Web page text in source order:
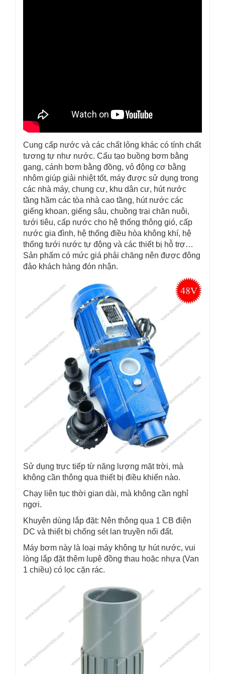
Cung cấp nước và các chất lỏng khác có tính chất
tương tự như nước. Cấu tạo buồng bơm bằng
gang, cánh bơm bằng đồng, vỏ động cơ bằng
nhôm giúp giải nhiệt tốt, máy được sử dụng trong
các nhà máy, chung cư, khu dân cư, hút nước
tầng hầm các tòa nhà cao tầng, hút nước các
giếng khoan, giếng sâu, chuồng trại chăn nuôi,
tưới tiêu, cấp nước cho hệ thống thông gió, cấp
nước gia đình, hệ thống điều hòa không khí, hệ
thống tưới nước tự động và các thiết bị hỗ trợ…
Sản phẩm có mức giá phải chăng nên được đông
đảo khách hàng đón nhận.
Sử dụng trực tiếp từ năng lượng mặt trời, mà
không cần thông qua thiết bị điều khiển nào.
Chạy liên tục thời gian dài, mà không cần nghỉ
ngơi.
Khuyên dùng lắp đặt: Nên thông qua 1 CB điện
DC và thiết bị chống sét lan truyền nối đất.
Máy bơm này là loại máy không tự hút nước, vui
lòng lắp đặt thêm lupê đồng thau hoặc nhựa (Van
1 chiều) có lọc cặn rác.